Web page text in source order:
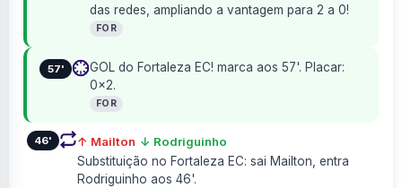
das redes, ampliando a vantagem para 2 a 0!
FOR
57'
GOL do Fortaleza EC! marca aos 57'. Placar:
0×2.
FOR
46' ↑ Mailton ↓ Rodriguinho
Substituição no Fortaleza EC: sai Mailton, entra
Rodriguinho aos 46'.